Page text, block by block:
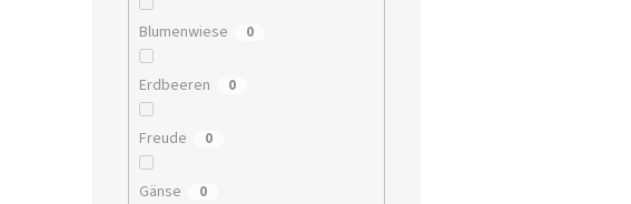
Blumenwiese 0
Erdbeeren 0
Freude 0
Gänse 0